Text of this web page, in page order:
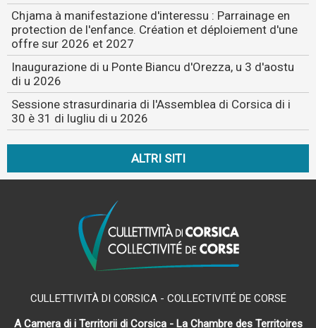
Chjama à manifestazione d'interessu : Parrainage en
protection de l'enfance. Création et déploiement d'une
offre sur 2026 et 2027
Inaugurazione di u Ponte Biancu d'Orezza, u 3 d'aostu
di u 2026
Sessione strasurdinaria di l'Assemblea di Corsica di i
30 è 31 di lugliu di u 2026
ALTRI SITI
CULLETTIVITÀ DI CORSICA - COLLECTIVITÉ DE CORSE
A Camera di i Territorii di Corsica - La Chambre des Territoires